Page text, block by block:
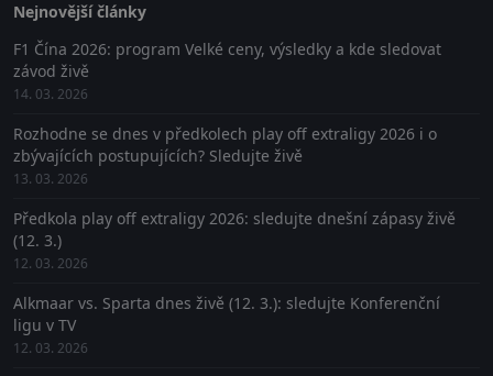
Nejnovější články
F1 Čína 2026: program Velké ceny, výsledky a kde sledovat
závod živě
14. 03. 2026
Rozhodne se dnes v předkolech play off extraligy 2026 i o
zbývajících postupujících? Sledujte živě
13. 03. 2026
Předkola play off extraligy 2026: sledujte dnešní zápasy živě
(12. 3.)
12. 03. 2026
Alkmaar vs. Sparta dnes živě (12. 3.): sledujte Konferenční
ligu v TV
12. 03. 2026